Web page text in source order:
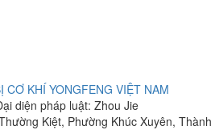
CƠ KHÍ YONGFENG VIỆT NAM
diện pháp luật: Zhou Jie
Kiệt, Phường Khúc Xuyên, Thành